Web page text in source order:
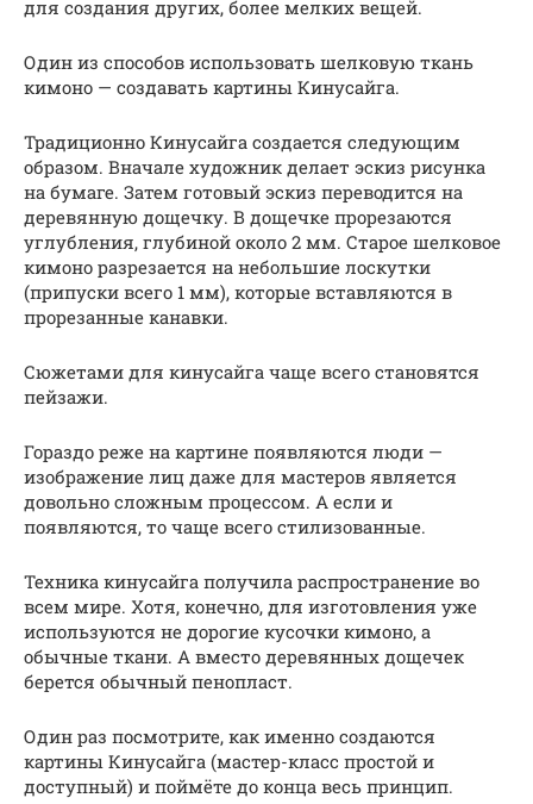
для создания других, более мелких вещей.
Один из способов использовать шелковую ткань
кимоно — создавать картины Кинусайга.
Традиционно Кинусайга создается следующим
образом. Вначале художник делает эскиз рисунка
на бумаге. Затем готовый эскиз переводится на
деревянную дощечку. В дощечке прорезаются
углубления, глубиной около 2 мм. Старое шелковое
кимоно разрезается на небольшие лоскутки
(припуски всего 1 мм), которые вставляются в
прорезанные канавки.
Сюжетами для кинусайга чаще всего становятся
пейзажи.
Гораздо реже на картине появляются люди —
изображение лиц даже для мастеров является
довольно сложным процессом. А если и
появляются, то чаще всего стилизованные.
Техника кинусайга получила распространение во
всем мире. Хотя, конечно, для изготовления уже
используются не дорогие кусочки кимоно, а
обычные ткани. А вместо деревянных дощечек
берется обычный пенопласт.
Один раз посмотрите, как именно создаются
картины Кинусайга (мастер-класс простой и
доступный) и поймёте до конца весь принцип.